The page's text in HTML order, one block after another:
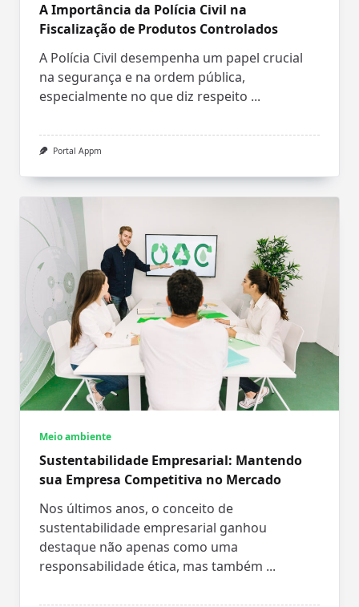
A Importância da Polícia Civil na
Fiscalização de Produtos Controlados
A Polícia Civil desempenha um papel crucial
na segurança e na ordem pública,
especialmente no que diz respeito ...
Portal Appm
Meio ambiente
Sustentabilidade Empresarial: Mantendo
sua Empresa Competitiva no Mercado
Nos últimos anos, o conceito de
sustentabilidade empresarial ganhou
destaque não apenas como uma
responsabilidade ética, mas também ...